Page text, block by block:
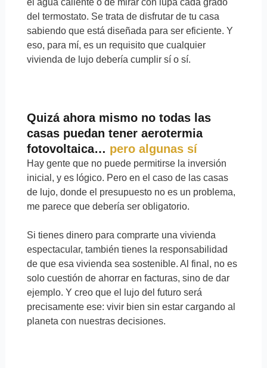
el agua caliente o de mirar con lupa cada grado
del termostato. Se trata de disfrutar de tu casa
sabiendo que está diseñada para ser eficiente. Y
eso, para mí, es un requisito que cualquier
vivienda de lujo debería cumplir sí o sí.
Quizá ahora mismo no todas las
casas puedan tener aerotermia
fotovoltaica… pero algunas sí
Hay gente que no puede permitirse la inversión
inicial, y es lógico. Pero en el caso de las casas
de lujo, donde el presupuesto no es un problema,
me parece que debería ser obligatorio.
Si tienes dinero para comprarte una vivienda
espectacular, también tienes la responsabilidad
de que esa vivienda sea sostenible. Al final, no es
solo cuestión de ahorrar en facturas, sino de dar
ejemplo. Y creo que el lujo del futuro será
precisamente ese: vivir bien sin estar cargando al
planeta con nuestras decisiones.